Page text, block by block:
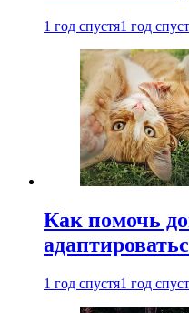
1 год спустя1 год
Как помочь
1 год спустя1 год